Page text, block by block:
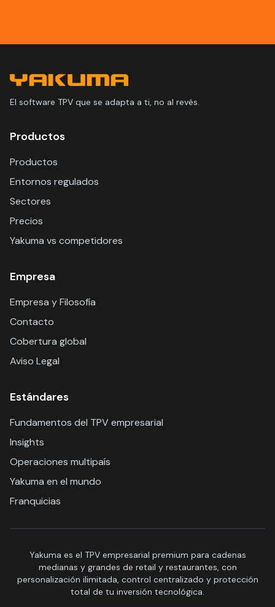
El software TPV que se adapta a ti, no al revés.
Productos
Productos
Entornos regulados
Sectores
Precios
Yakuma vs competidores
Empresa
Empresa y Filosofía
Contacto
Cobertura global
Aviso Legal
Estándares
Fundamentos del TPV empresarial
Insights
Operaciones multipaís
Yakuma en el mundo
Franquicias
Yakuma es el TPV empresarial premium para cadenas
medianas y grandes de retail y restaurantes, con
personalización ilimitada, control centralizado y protección
total de tu inversión tecnológica.